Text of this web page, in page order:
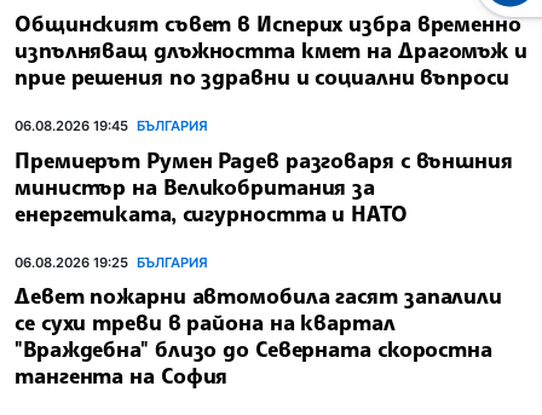
Общинският съвет в Исперих избра временно
изпълняващ длъжността кмет на Драгомъж и
прие решения по здравни и социални въпроси
06.08.2026 19:45 БЪЛГАРИЯ
Премиерът Румен Радев разговаря с външния
министър на Великобритания за
енергетиката, сигурността и НАТО
06.08.2026 19:25 БЪЛГАРИЯ
Девет пожарни автомобила гасят запалили
се сухи треви в района на квартал
"Враждебна" близо до Северната скоростна
тангента на София